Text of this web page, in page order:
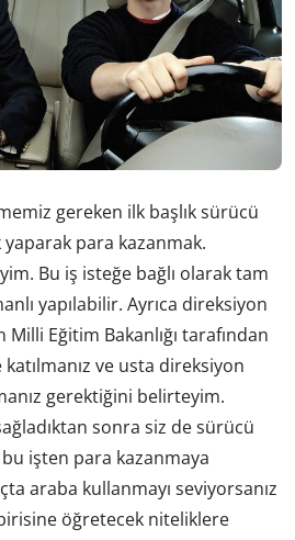
gereken ilk başlık sürücü
para kazanmak.
Bu iş isteğe bağlı olarak tam
yapılabilir. Ayrıca direksiyon
Eğitim Bakanlığı tarafından
ve usta direksiyon
gerektiğini belirteyim.
sonra siz de sürücü
işten para kazanmaya
araba kullanmayı seviyorsanız
öğretecek niteliklere